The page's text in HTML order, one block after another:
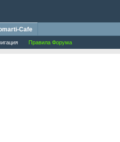
Правила Форума
Cafe